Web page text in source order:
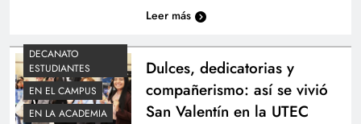
Leer más
DECANATO
ESTUDIANTES
EN EL CAMPUS
EN LA ACADEMIA
Dulces, dedicatorias y
compañerismo: así se vivió
San Valentín en la UTEC